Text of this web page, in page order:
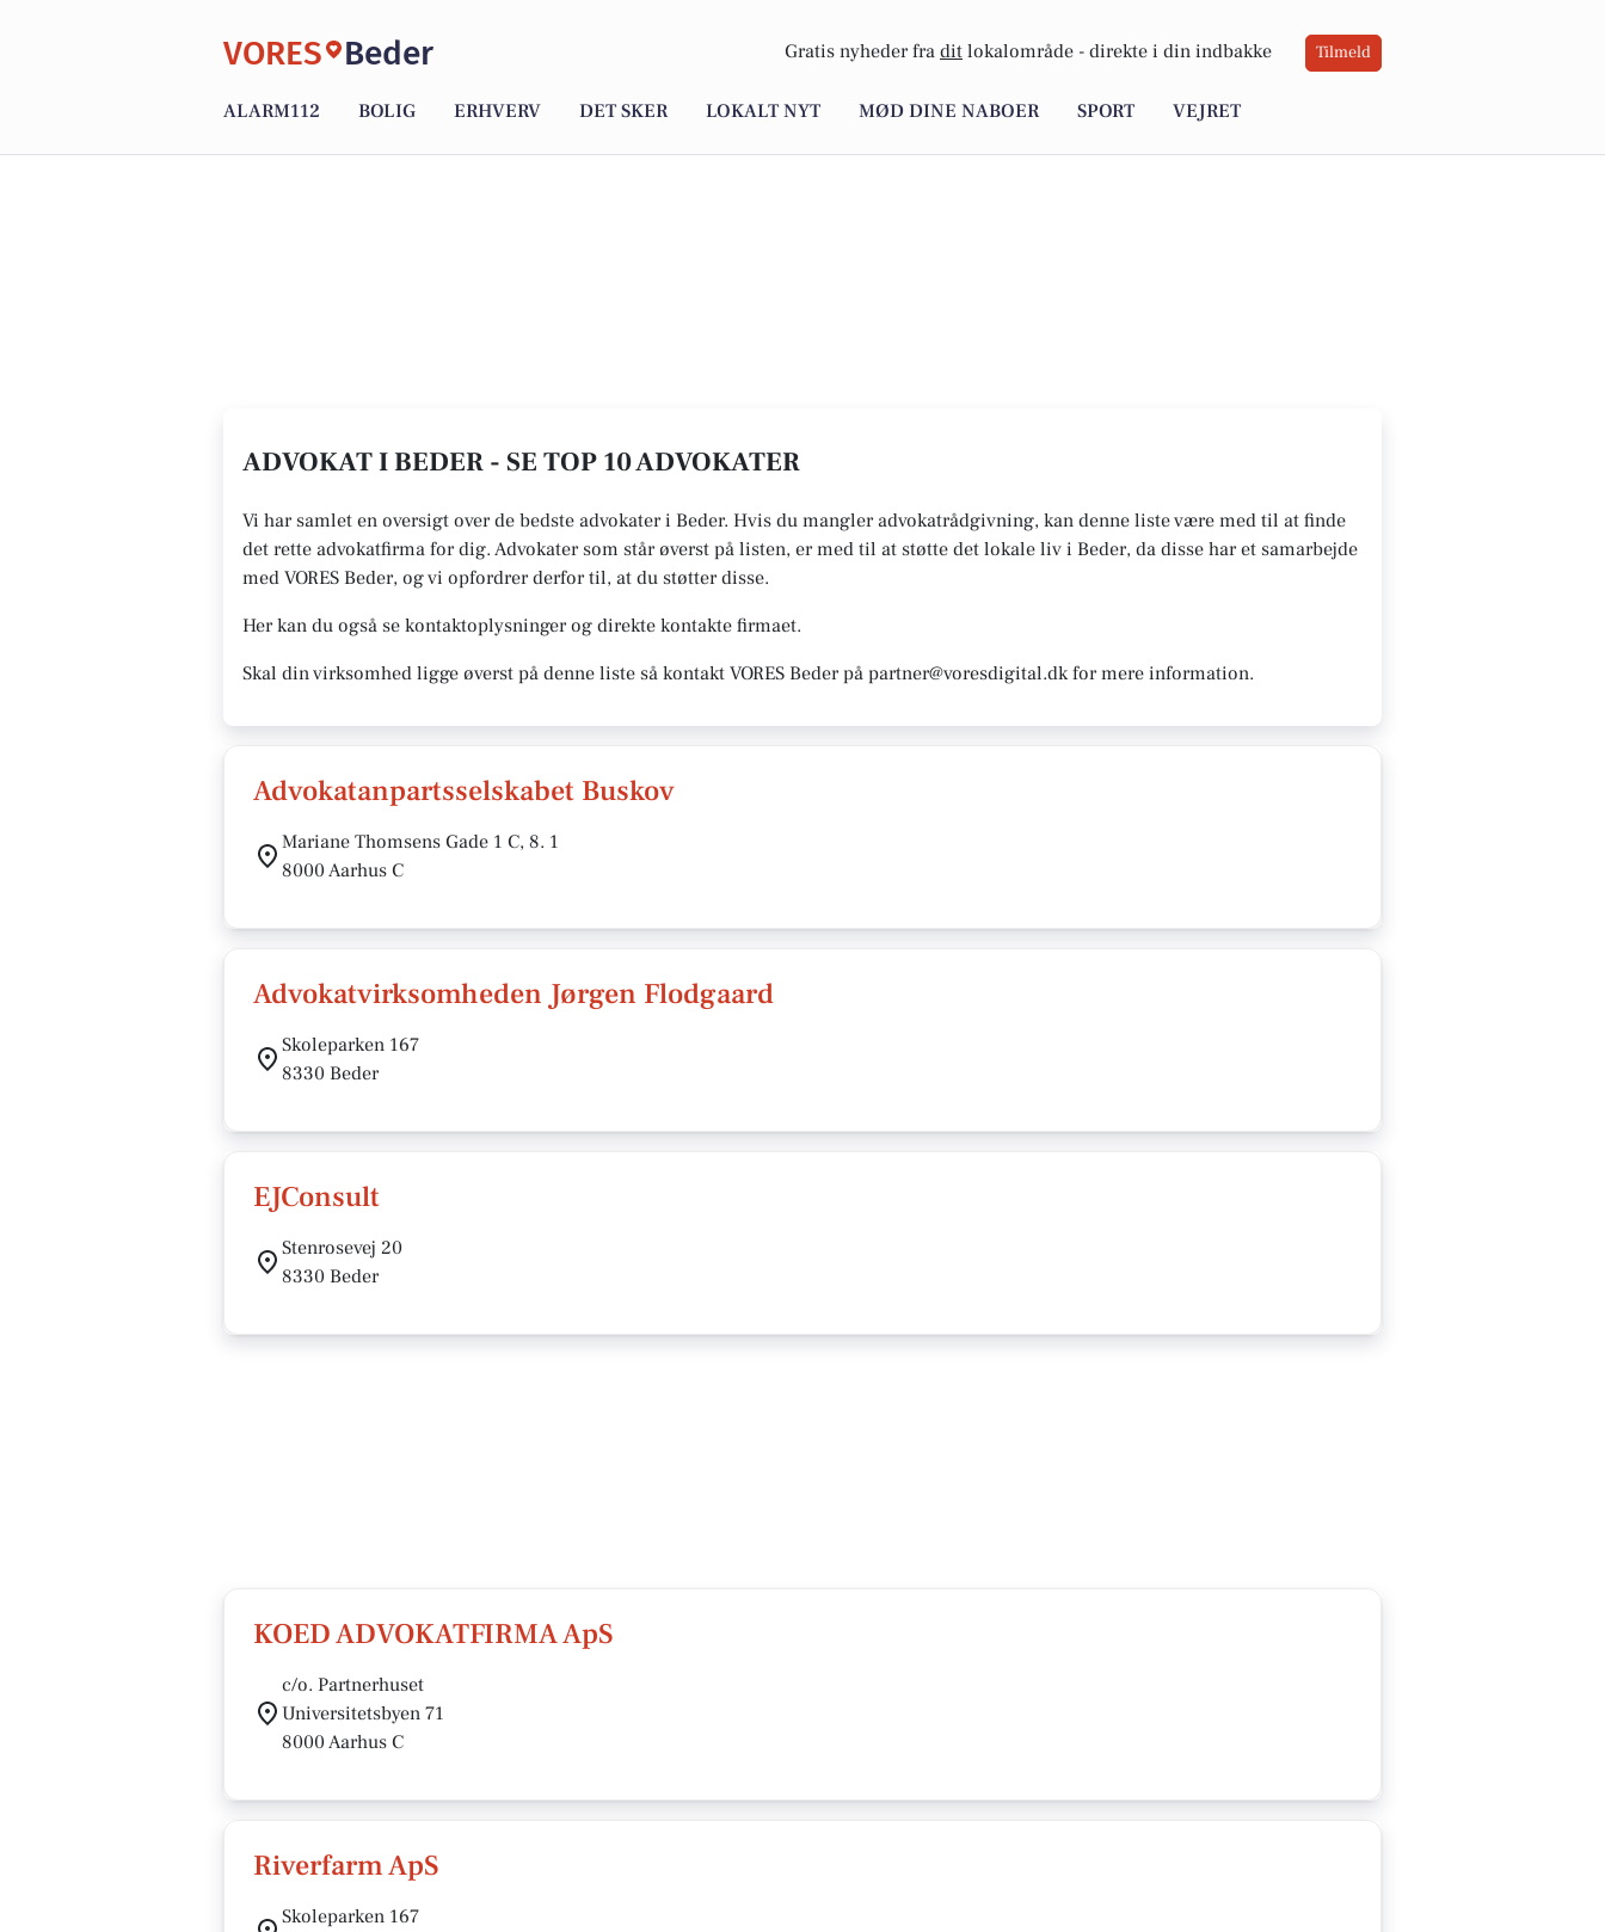
VORES Beder Gratis nyheder fra dit lokalområde - direkte i din indbakke Tilmeld
ALARM112 BOLIG ERHVERV DET SKER LOKALT NYT MØD DINE NABOER SPORT VEJRET
ADVOKAT I BEDER - SE TOP 10 ADVOKATER
Vi har samlet en oversigt over de bedste advokater i Beder. Hvis du mangler advokatrådgivning, kan denne liste være med til at finde
det rette advokatfirma for dig. Advokater som står øverst på listen, er med til at støtte det lokale liv i Beder, da disse har et samarbejde
med VORES Beder, og vi opfordrer derfor til, at du støtter disse.
Her kan du også se kontaktoplysninger og direkte kontakte firmaet.
Skal din virksomhed ligge øverst på denne liste så kontakt VORES Beder på partner@voresdigital.dk for mere information.
Advokatanpartsselskabet Buskov
Mariane Thomsens Gade 1 C, 8. 1
8000 Aarhus C
Advokatvirksomheden Jørgen Flodgaard
Skoleparken 167
8330 Beder
EJConsult
Stenrosevej 20
8330 Beder
KOED ADVOKATFIRMA ApS
c/o. Partnerhuset
Universitetsbyen 71
8000 Aarhus C
Riverfarm ApS
Skoleparken 167